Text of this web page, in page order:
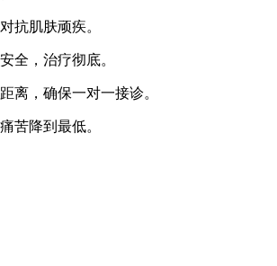
抗肌肤顽疾。
全，治疗彻底。
离，确保一对一接诊。
苦降到最低。